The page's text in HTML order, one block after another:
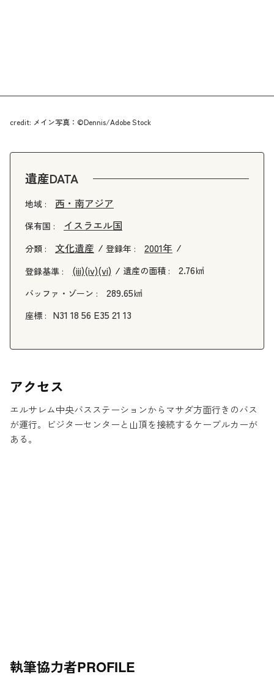
credit: メイン写真：©Dennis/Adobe Stock
遺産DATA
地域 : 西・南アジア
保有国 : イスラエル国
分類 : 文化遺産 登録年 : 2001年
登録基準 : (iii)(iv)(vi) 遺産の面積 : 2.76㎢
バッファ・ゾーン : 289.65㎢
座標 : N31 18 56 E35 21 13
アクセス
エルサレム中央バスステーションからマサダ方面行きのバス
が運行。ビジターセンターと山頂を接続するケーブルカーが
ある。
執筆協力者PROFILE